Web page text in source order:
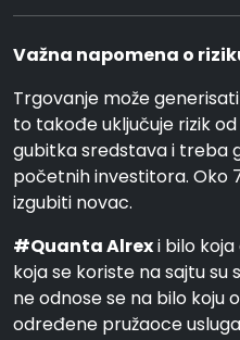
Važna napomena o
Trgovanje može
to takođe uključuje rizik
gubitka sredstava i treba
početnih investitora. Oko
izgubiti novac.
#Quanta Alrexi bilo
koja se koriste na sajtu su
ne odnose se na bilo koju
određene pružaoce